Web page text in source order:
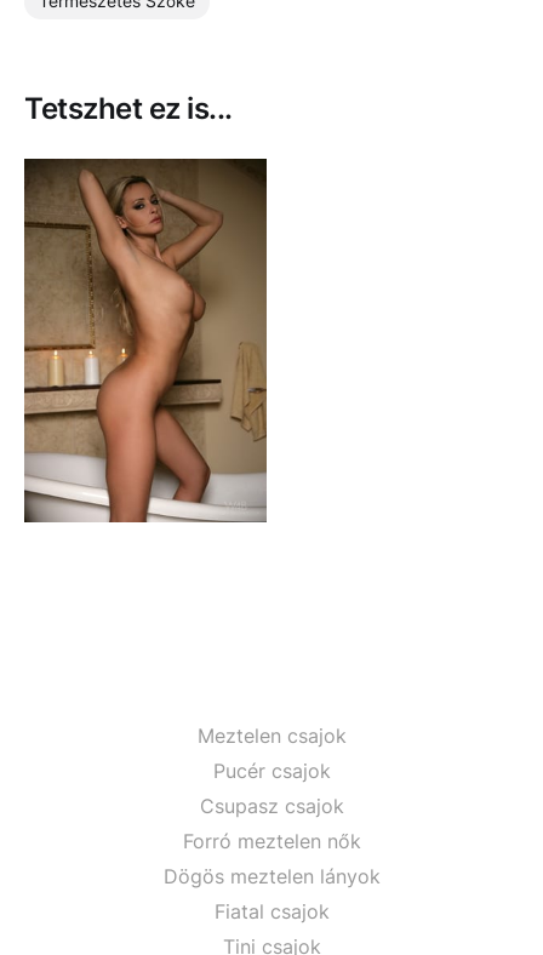
Tetszhet ez is...
Meztelen csajok
Pucér csajok
Csupasz csajok
Forró meztelen nők
Dögös meztelen lányok
Fiatal csajok
Tini csajok